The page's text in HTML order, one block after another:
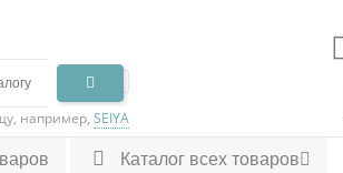
например,SEIYA
Каталог всех товаров